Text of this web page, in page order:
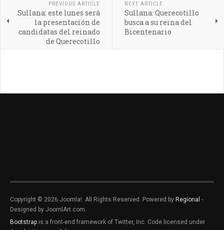
PREVIOUS ARTICLE
Sullana: este lunes será
la presentación de
candidatas del reinado
de Querecotillo
NEXT ARTICLE
Sullana: Querecotillo
busca a su reina del
Bicentenario
Copyright © 2026 Joomla!. All Rights Reserved. Powered by Regional -
Designed by JoomlArt.com.
Bootstrap is a front-end framework of Twitter, Inc. Code licensed under